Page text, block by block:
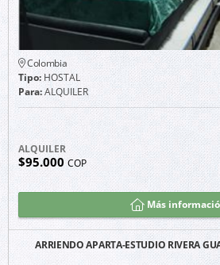
Colombia
Tipo:HOSTAL
Para:ALQUILER
ALQUILER
$95.000 COP
Más
ARRIENDO APARTA-ESTUDIO RIVERA